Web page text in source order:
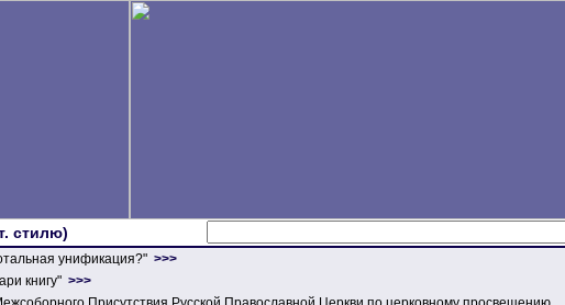
стилю)
унификация?" >>>
книгу" >>>